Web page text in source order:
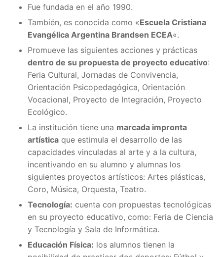
Fue fundada en el año 1990.
También, es conocida como «Escuela Cristiana
Evangélica Argentina Brandsen ECEA«.
Promueve las siguientes acciones y prácticas
dentro de su propuesta de proyecto educativo:
Feria Cultural, Jornadas de Convivencia,
Orientación Psicopedagógica, Orientación
Vocacional, Proyecto de Integración, Proyecto
Ecológico.
La institución tiene una marcada impronta
artística que estimula el desarrollo de las
capacidades vinculadas al arte y a la cultura,
incentivando en su alumno y alumnas los
siguientes proyectos artísticos: Artes plásticas,
Coro, Música, Orquesta, Teatro.
Tecnología: cuenta con propuestas tecnológicas
en su proyecto educativo, como: Feria de Ciencia
y Tecnología y Sala de Informática.
Educación Física: los alumnos tienen la